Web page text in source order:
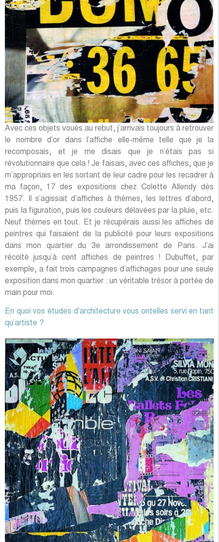
Avec ces objets voués au rebut, j’arrivais toujours à retrouver
le nombre d’or dans l’affiche elle-même telle que je la
recomposais, et je me disais que je n’étais pas si
révolutionnaire que cela ! Je faisais, avec ces affiches, que je
m’appropriais en les sortant de leur cadre pour les recadrer à
ma façon, 17 des expositions chez Colette Allendy dès
1957. Il s’agissait d’affiches à thèmes, les lettres d’abord,
puis la figuration, puis les couleurs délavées par la pluie, etc.
Neuf thèmes en tout. Et je récupérais aussi les affiches de
peintres qui faisaient de la publicité pour leurs expositions
dans mon quartier du 3e arrondissement de Paris. J’ai
récolté jusqu’à cent affiches de peintres ! Dubuffet, par
exemple, a fait trois campagnes d’affichages pour une seule
exposition dans mon quartier : un véritable trésor à portée de
main pour moi.
En quoi vos études d’architecture vous ontelles servi en tant
qu’artiste ?